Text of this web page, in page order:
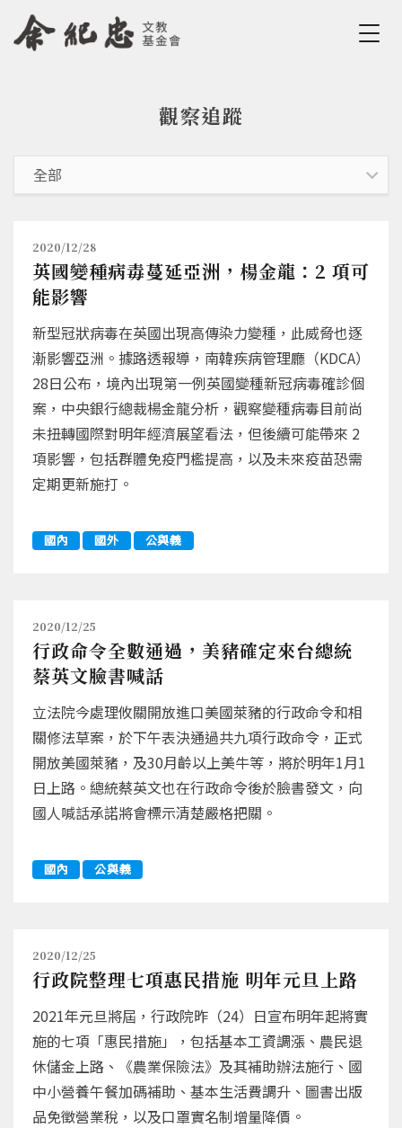
Jump to Navigation
Jump to Main content
觀察追蹤
2020/12/28
英國變種病毒蔓延亞洲，楊金龍：2 項可
能影響
新型冠狀病毒在英國出現高傳染力變種，此威脅也逐
漸影響亞洲。據路透報導，南韓疾病管理廳（KDCA）
28日公布，境內出現第一例英國變種新冠病毒確診個
案，中央銀行總裁楊金龍分析，觀察變種病毒目前尚
未扭轉國際對明年經濟展望看法，但後續可能帶來 2
項影響，包括群體免疫門檻提高，以及未來疫苗恐需
定期更新施打。
國內 國外 公與義
2020/12/25
行政命令全數通過，美豬確定來台總統
蔡英文臉書喊話
立法院今處理攸關開放進口美國萊豬的行政命令和相
關修法草案，於下午表決通過共九項行政命令，正式
開放美國萊豬，及30月齡以上美牛等，將於明年1月1
日上路。總統蔡英文也在行政命令後於臉書發文，向
國人喊話承諾將會標示清楚嚴格把關。
國內 公與義
2020/12/25
行政院整理七項惠民措施 明年元旦上路
2021年元旦將屆，行政院昨（24）日宣布明年起將實
施的七項「惠民措施」，包括基本工資調漲、農民退
休儲金上路、《農業保險法》及其補助辦法施行、國
中小營養午餐加碼補助、基本生活費調升、圖書出版
品免徵營業稅，以及口罩實名制增量降價。